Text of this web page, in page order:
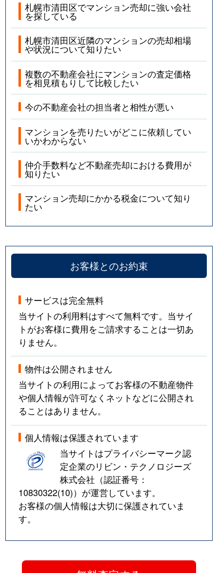
札幌市清田区でマンション売却に強い会社
を探している
札幌市清田区近隣のマンションの売却相場
や状況について知りたい
複数の不動産会社にマンションの査定価格
を相見積もりして比較したい
今の不動産会社の担当者と相性が悪い
マンションを売りたいがどこに依頼してい
いかわからない
仲介手数料など不動産売却における費用が
知りたい
マンション売却にかかる税金について知り
たい
お客様とのお約束
サービスは完全無料
当サイトの利用料はすべて無料です。当サイ
トがお客様に費用をご請求することは一切あ
りません。
物件は公開されません
当サイトの利用によってお客様の不動産物件
や個人情報が許可なくネットなどに公開され
ることはありません。
個人情報は保護されています
当サイトはプライバシーマーク認
定企業のリビン・テクノロジーズ
株式会社（認証番号：
10830322(10)）が運営しています。
お客様の個人情報は大切に保護されていま
す。